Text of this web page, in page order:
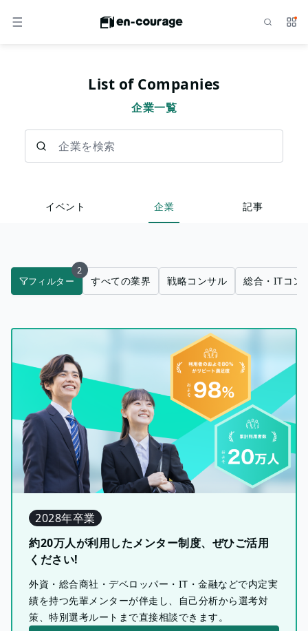
メニュー サ
List of Companies
企業一覧
イベント 企業 記事
フィルター
2
すべての業界 戦略コンサル 総合・ITコン
2028年卒業
約20万人が利用したメンター制度、ぜひご活用
ください!
外資・総合商社・デベロッパー・IT・金融などで内定実
績を持つ先輩メンターが伴走し、自己分析から選考対
策、特別選考ルートまで直接相談できます。